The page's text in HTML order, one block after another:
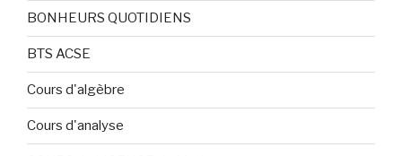
BONHEURS QUOTIDIENS
BTS ACSE
Cours d'algèbre
Cours d'analyse